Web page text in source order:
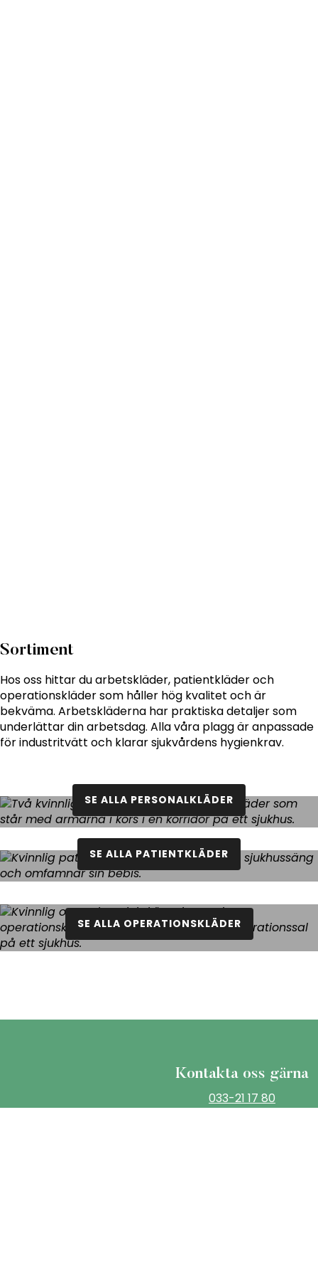
Sortiment
Hos oss hittar du arbetskläder, patientkläder och
operationskläder som håller hög kvalitet och är
bekväma. Arbetskläderna har praktiska detaljer som
underlättar din arbetsdag. Alla våra plagg är anpassade
för industritvätt och klarar sjukvårdens hygienkrav.
Personalkläder
SE ALLA PERSONALKLÄDER
Patientkläder
SE ALLA PATIENTKLÄDER
Operationskläder
SE ALLA OPERATIONSKLÄDER
Kontakta oss gärna
033-21 17 80